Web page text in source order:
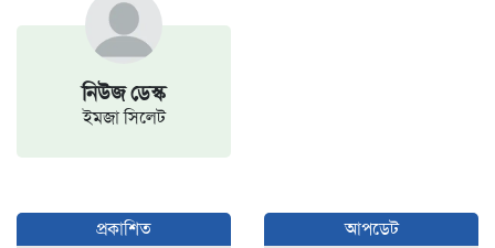
নিউজ ডেস্ক
ইমজা সিলেট
প্রকাশিত
আপডেট